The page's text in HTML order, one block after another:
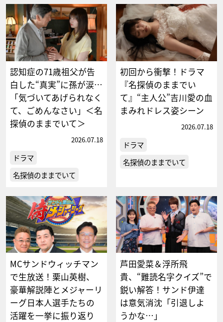
認知症の71歳祖父が告
白した“真実”に孫が涙…
「気づいてあげられなく
て、ごめんなさい」＜名
探偵のままでいて＞
2026.07.18
ドラマ
名探偵のままでいて
初回から衝撃！ドラマ
『名探偵のままでい
て』“主人公”吉川愛の血
まみれドレス姿シーン
2026.07.18
ドラマ
名探偵のままでいて
MCサンドウィッチマン
で生放送！栗山英樹、
豪華解説陣とメジャーリ
ーグ日本人選手たちの
活躍を一挙に振り返り
芦田愛菜＆浮所飛
貴、“難読名字クイズ”で
鋭い解答！サンド伊達
は意気消沈「引退しよ
うかな…」